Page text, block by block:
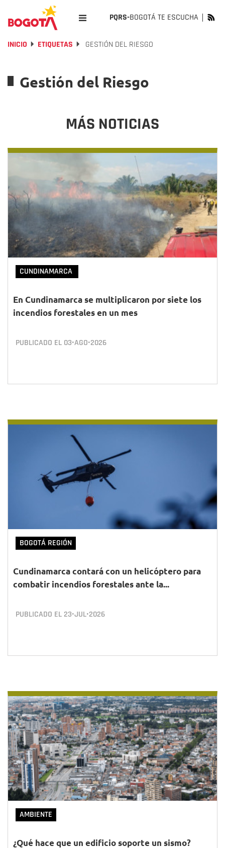
PQRS-BOGOTÁ TE ESCUCHA
INICIO ETIQUETAS GESTIÓN DEL RIESGO
Gestión del Riesgo
MÁS NOTICIAS
CUNDINAMARCA
En Cundinamarca se multiplicaron por siete los
incendios forestales en un mes
PUBLICADO EL 03•AGO•2026
BOGOTÁ REGIÓN
Cundinamarca contará con un helicóptero para
combatir incendios forestales ante la...
PUBLICADO EL 23•JUL•2026
AMBIENTE
¿Qué hace que un edificio soporte un sismo?